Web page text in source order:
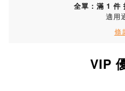
全單：滿 1 件
適用
條
VIP